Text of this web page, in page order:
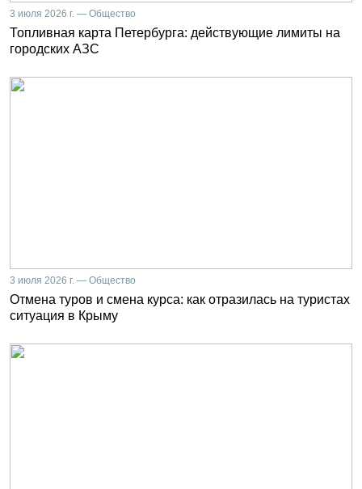
3 июля 2026 г. — Общество
Топливная карта Петербурга: действующие лимиты на
городских АЗС
3 июля 2026 г. — Общество
Отмена туров и смена курса: как отразилась на туристах
ситуация в Крыму